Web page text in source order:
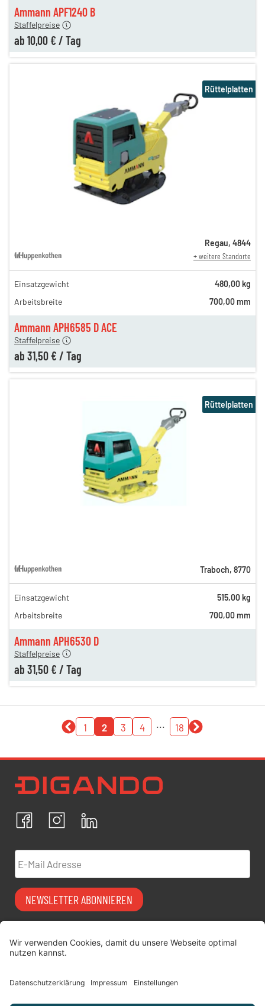
Ammann APF1240 B
Staffelpreise
ab 10,00 € / Tag
Ammann APH6585 D ACE
85,00 €
44,00 €
Staffelpreise
ab 31,50 € / Tag
Rüttelplatten
Regau, 4844
+ weitere Standorte
Einsatzgewicht
480,00 kg
Arbeitsbreite
700,00 mm
Ammann APH6530 D
85,00 €
44,00 €
Staffelpreise
ab 31,50 € / Tag
Rüttelplatten
Traboch, 8770
Einsatzgewicht
515,00 kg
Arbeitsbreite
700,00 mm
1 2 3 4 ... 18
FacebookInstagram
Ich bestätige, dass ich die
Datenschutzrichtlinien
personenbezogenen Daten einverstanden.
E-Mail Adresse
NEWSLETTER ABONNIEREN
Vermiet-Partner
digitimes | blog
FAQ
Datenschutz